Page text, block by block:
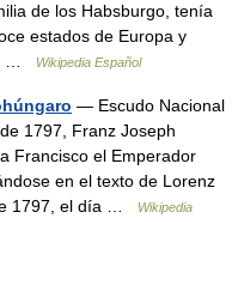
de los Habsburgo, tenía
estados de Europa y
…
Wikipedia Español
— Escudo Nacional
1797, Franz Joseph
Francisco el Emperador
en el texto de Lorenz
1797, el día …
Wikipedia